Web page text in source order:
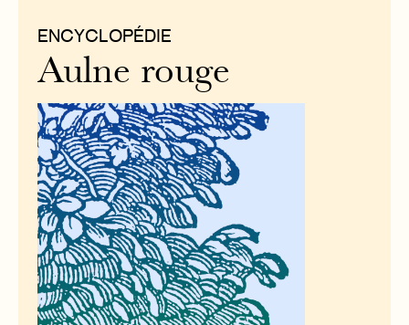
ENCYCLOPÉDIE
Aulne rouge